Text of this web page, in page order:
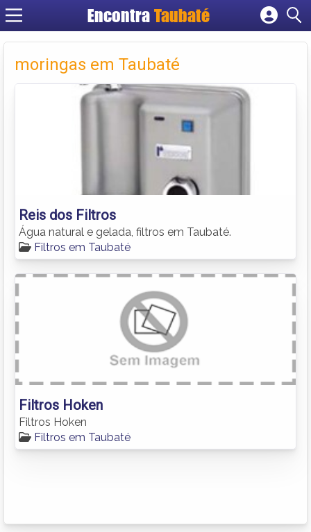
EncontraTaubaté
Cadastrar empresa
Criar conta
moringas em Taubaté
Reis dos Filtros
Água natural e gelada, filtros em Taubaté.
Filtros em Taubaté
Filtros Hoken
Filtros Hoken
Filtros em Taubaté